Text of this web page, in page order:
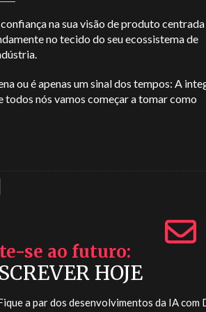
na sua visão de produto centrada
no tecido do seu ecossistema de
ou é apenas um sinal dos tempos: A
todos nós vamos começar a tomar como
se ao futuro
HOJE
a par dos desenvolvimentos da IA com